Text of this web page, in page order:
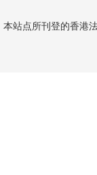
本站点所刊登的香港